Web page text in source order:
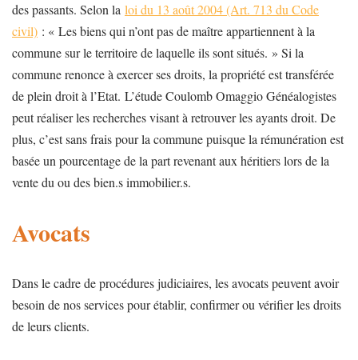
des passants. Selon la loi du 13 août 2004 (Art. 713 du Code
civil) : « Les biens qui n’ont pas de maître appartiennent à la
commune sur le territoire de laquelle ils sont situés. » Si la
commune renonce à exercer ses droits, la propriété est transférée
de plein droit à l’Etat. L’étude Coulomb Omaggio Généalogistes
peut réaliser les recherches visant à retrouver les ayants droit. De
plus, c’est sans frais pour la commune puisque la rémunération est
basée un pourcentage de la part revenant aux héritiers lors de la
vente du ou des bien.s immobilier.s.
Avocats
Dans le cadre de procédures judiciaires, les avocats peuvent avoir
besoin de nos services pour établir, confirmer ou vérifier les droits
de leurs clients.